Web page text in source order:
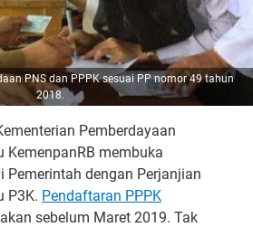
PNS dan PPPK sesuai PP nomor 49 tahun
2018.
Pemberdayaan
KemenpanRB membuka
Pemerintah dengan Perjanjian
P3K. Pendaftaran PPPK
sebelum Maret 2019. Tak